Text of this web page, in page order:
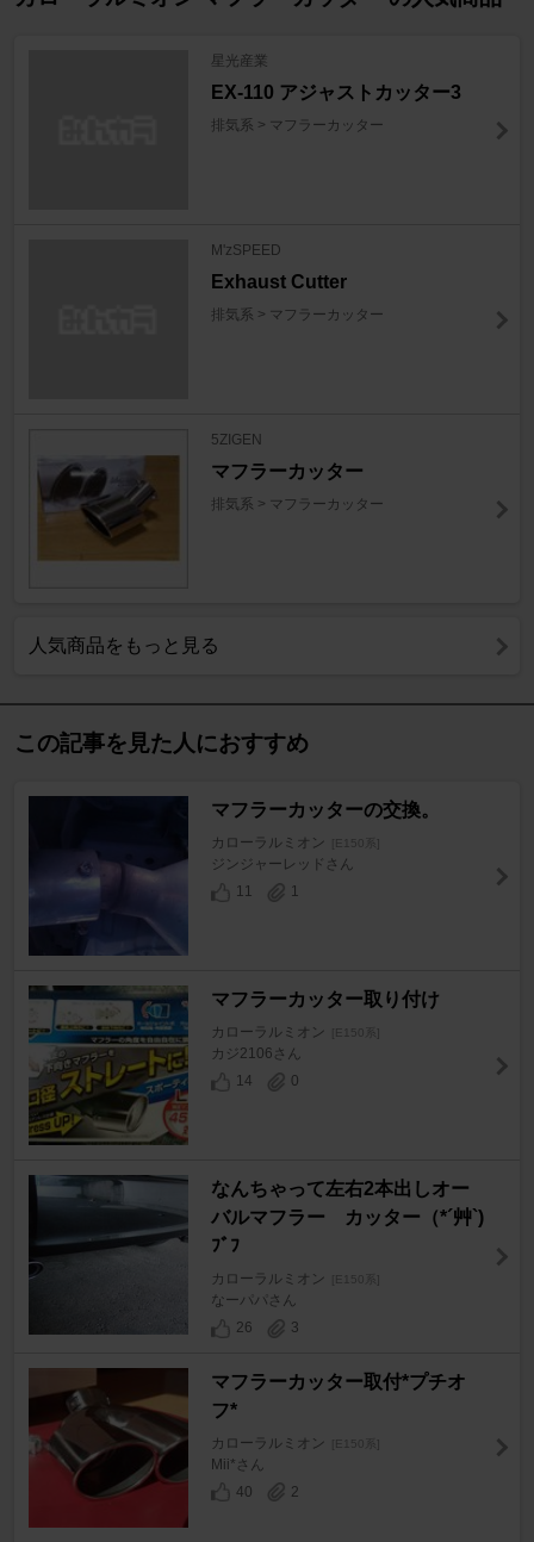
星光産業
EX-110 アジャストカッター3
排気系 > マフラーカッター
M'zSPEED
Exhaust Cutter
排気系 > マフラーカッター
5ZIGEN
マフラーカッター
排気系 > マフラーカッター
人気商品をもっと見る
この記事を見た人におすすめ
マフラーカッターの交換。
カローラルミオン [E150系]
ジンジャーレッドさん
11
1
マフラーカッター取り付け
カローラルミオン [E150系]
カジ2106さん
14
0
なんちゃって左右2本出しオー
バルマフラー カッター（*´艸`)
ﾌﾞﾌ
カローラルミオン [E150系]
なーパパさん
26
3
マフラーカッター取付*プチオ
フ*
カローラルミオン [E150系]
Mii*さん
40
2